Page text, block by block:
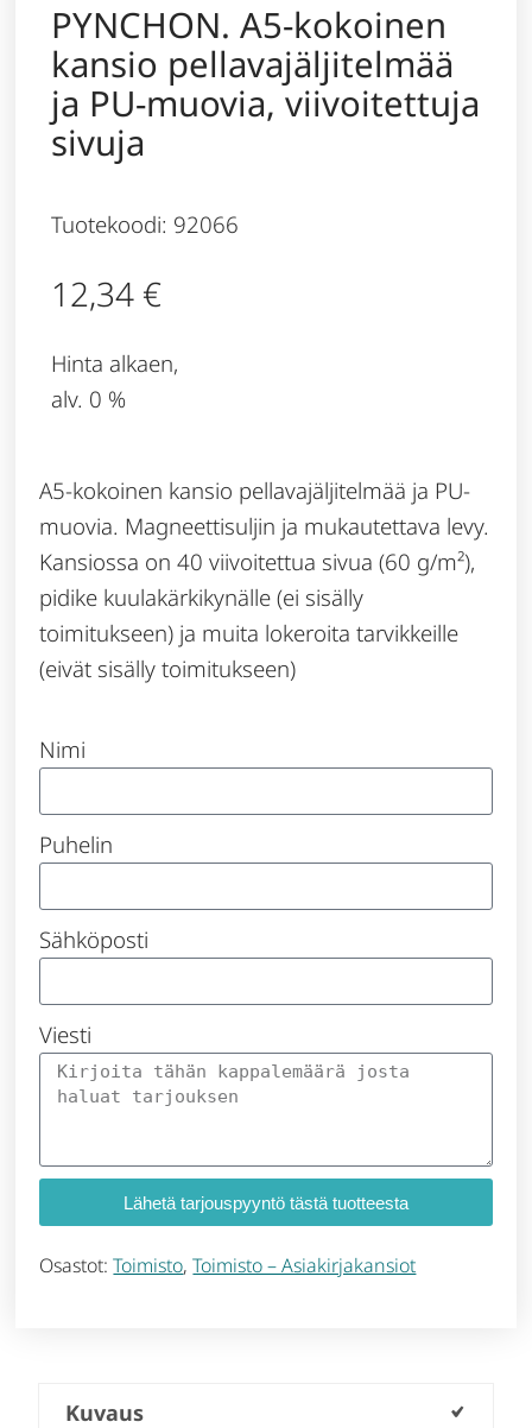
PYNCHON. A5-kokoinen
kansio pellavajäljitelmää
ja PU-muovia, viivoitettuja
sivuja
Tuotekoodi: 92066
12,34 €
Hinta alkaen,
alv. 0 %
A5-kokoinen kansio pellavajäljitelmää ja PU-
muovia. Magneettisuljin ja mukautettava levy.
Kansiossa on 40 viivoitettua sivua (60 g/m²),
pidike kuulakärkikynälle (ei sisälly
toimitukseen) ja muita lokeroita tarvikkeille
(eivät sisälly toimitukseen)
Nimi
Puhelin
Sähköposti
Viesti
Lähetä tarjouspyyntö tästä tuotteesta
Osastot:Toimisto,Toimisto – Asiakirjakansiot
Kuvaus